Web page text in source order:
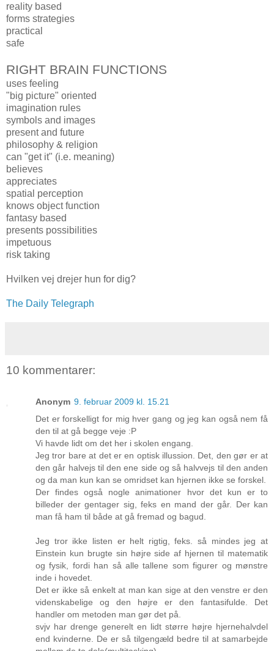
reality based
forms strategies
practical
safe
RIGHT BRAIN FUNCTIONS
uses feeling
"big picture" oriented
imagination rules
symbols and images
present and future
philosophy & religion
can "get it" (i.e. meaning)
believes
appreciates
spatial perception
knows object function
fantasy based
presents possibilities
impetuous
risk taking
Hvilken vej drejer hun for dig?
The Daily Telegraph
10 kommentarer:
Anonym 9. februar 2009 kl. 15.21
Det er forskelligt for mig hver gang og jeg kan også nem få
den til at gå begge veje :P
Vi havde lidt om det her i skolen engang.
Jeg tror bare at det er en optisk illussion. Det, den gør er at
den går halvejs til den ene side og så halvvejs til den anden
og da man kun kan se omridset kan hjernen ikke se forskel.
Der findes også nogle animationer hvor det kun er to
billeder der gentager sig, feks en mand der går. Der kan
man få ham til både at gå fremad og bagud.
Jeg tror ikke listen er helt rigtig, feks. så mindes jeg at
Einstein kun brugte sin højre side af hjernen til matematik
og fysik, fordi han så alle tallene som figurer og mønstre
inde i hovedet.
Det er ikke så enkelt at man kan sige at den venstre er den
videnskabelige og den højre er den fantasifulde. Det
handler om metoden man gør det på.
svjv har drenge generelt en lidt større højre hjernehalvdel
end kvinderne. De er så tilgengæld bedre til at samarbejde